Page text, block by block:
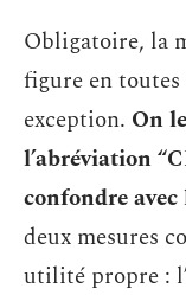
Obligatoire, la
figure en
exception. On
l’abréviation
confondre avec
deux mesures
utilité propre :